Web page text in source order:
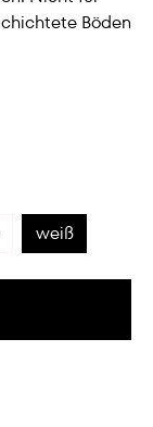
Böden
weiß